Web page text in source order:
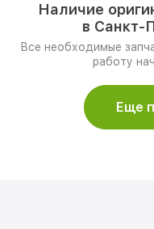
Наличие
в Санкт-
Все необходимые
работу
Еще